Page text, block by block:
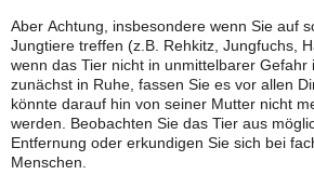
​Aber Achtung, insbesondere wenn Sie auf
Jungtiere treffen (z.B. Rehkitz, Jungfuchs,
wenn das Tier nicht in unmittelbarer Gefahr
zunächst in Ruhe, fassen Sie es vor allen
könnte darauf hin von seiner Mutter nicht
werden. Beobachten Sie das Tier aus
Entfernung oder erkundigen Sie sich bei
Menschen.